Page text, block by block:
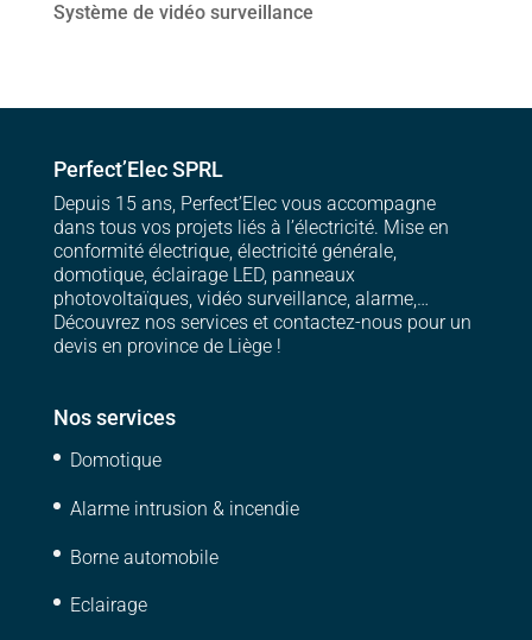
Système de vidéo surveillance
Perfect’Elec SPRL
Depuis 15 ans, Perfect’Elec vous accompagne
dans tous vos projets liés à l’électricité. Mise en
conformité électrique, électricité générale,
domotique, éclairage LED, panneaux
photovoltaïques, vidéo surveillance, alarme,…
Découvrez nos services et contactez-nous pour un
devis en province de Liège !
Nos services
Domotique
Alarme intrusion & incendie
Borne automobile
Eclairage